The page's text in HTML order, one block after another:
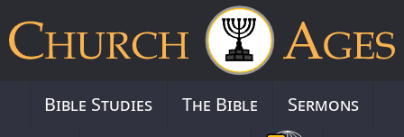
Bible Studies The Bible
Sermons